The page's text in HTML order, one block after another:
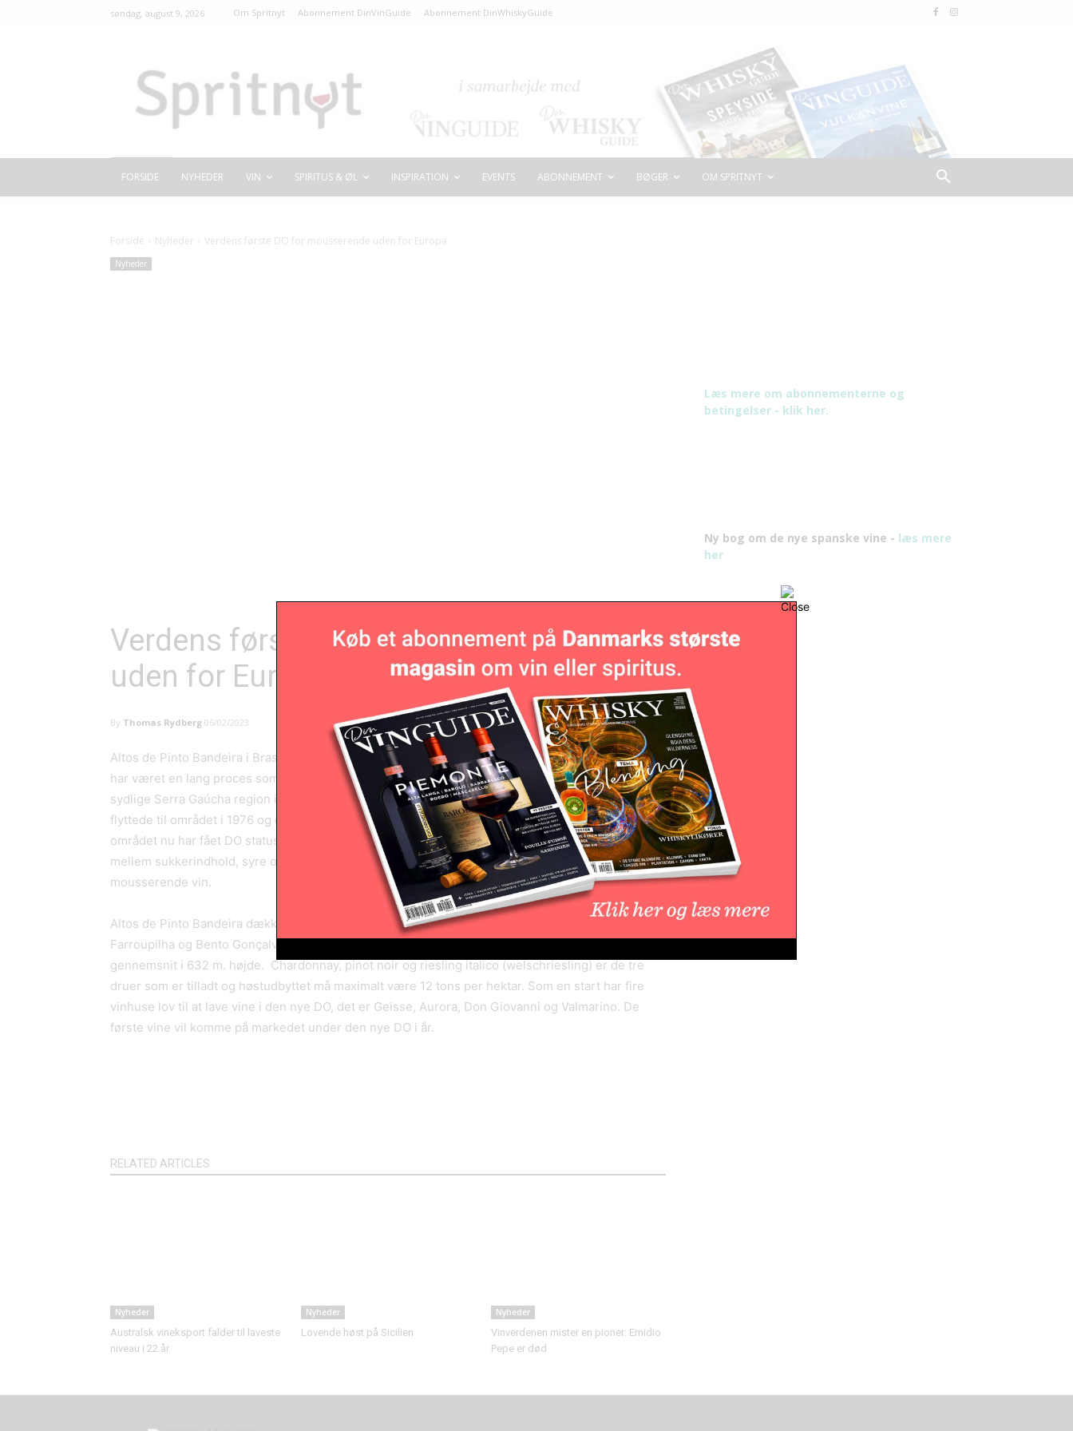
søndag, august 9, 2026 Om Spritnyt Abonnement DinVinGuide Abonnement DinWhiskyGuide
FORSIDE NYHEDER VIN SPIRITUS & ØL INSPIRATION EVENTS ABONNEMENT BØGER OM SPRITNYT
Forside Nyheder Verdens første DO for mousserende uden for Europa
Nyheder
Verdens første DO for mousserende
uden for Europa
By Thomas Rydberg 06/02/2023
Altos de Pinto Bandeira i Brasilien har netop fået DO status for sine mousserende vine. Men det
har været en lang proces som har foregået i mere end 10 år. Altos de Pinto Bandeira ligger i den
sydlige Serra Gaúcha region i Brasilien. Det var især den chilenske vinmager Mario Geisse som
flyttede til området i 1976 og et par år senere begyndte at lave mousserende vine som er skyld i at
området nu har fået DO status. I følge Mario Geisse opnår man i området en perfekt balance
mellem sukkerindhold, syre og modenhed i druerne og som gør dem velegnet til produktion af
mousserende vin.
Altos de Pinto Bandeira dækker 6.500 hektar fordelt på de tre landsbyer Pinto Bandeira,
Farroupilha og Bento Gonçalves. Jordbunden er præget af vulkansk jord og vinmarkerne ligger i
gennemsnit i 632 m. højde. Chardonnay, pinot noir og riesling italico (welschriesling) er de tre
druer som er tilladt og høstudbyttet må maximalt være 12 tons per hektar. Som en start har fire
vinhuse lov til at lave vine i den nye DO, det er Geisse, Aurora, Don Giovanni og Valmarino. De
første vine vil komme på markedet under den nye DO i år.
RELATED ARTICLES
Nyheder
Australsk vineksport falder til laveste
niveau i 22 år
Nyheder
Lovende høst på Sicilien
Nyheder
Vinverdenen mister en pioner: Emidio
Pepe er død
Læs mere om abonnementerne og
betingelser - klik her.
Ny bog om de nye spanske vine - læs mere
her